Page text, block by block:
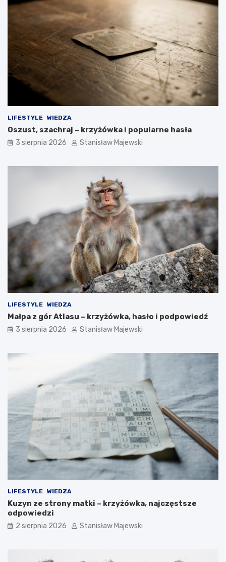
LIFESTYLE WIEDZA
Oszust, szachraj – krzyżówka i popularne hasła
3 sierpnia 2026 Stanisław Majewski
LIFESTYLE WIEDZA
Małpa z gór Atlasu – krzyżówka, hasło i podpowiedź
3 sierpnia 2026 Stanisław Majewski
LIFESTYLE WIEDZA
Kuzyn ze strony matki – krzyżówka, najczęstsze
odpowiedzi
2 sierpnia 2026 Stanisław Majewski